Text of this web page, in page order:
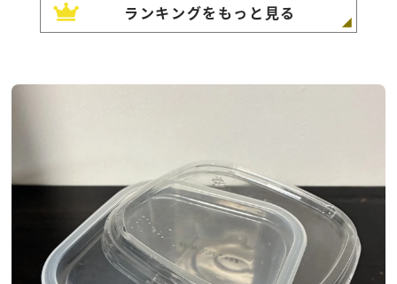
ランキングをもっと見る